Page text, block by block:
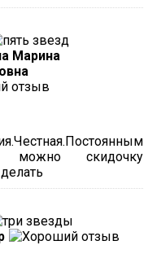
Марина
можно скидочку